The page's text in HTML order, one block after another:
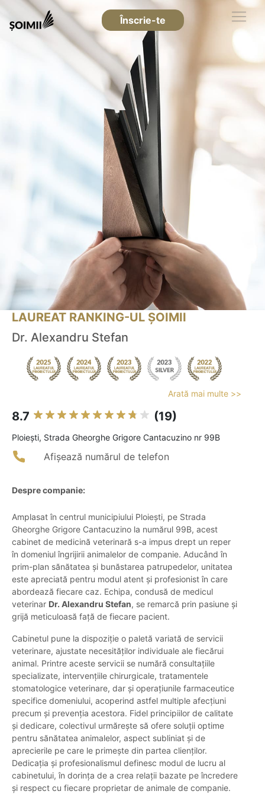
Înscrie-te
LAUREAT RANKING-UL ȘOIMII
Dr. Alexandru Stefan
Arată mai multe >>
8.7 (19)
Ploieşti, Strada Gheorghe Grigore Cantacuzino nr 99B
Afișează numărul de telefon
Despre companie:
Amplasat în centrul municipiului Ploiești, pe Strada
Gheorghe Grigore Cantacuzino la numărul 99B, acest
cabinet de medicină veterinară s-a impus drept un reper
în domeniul îngrijirii animalelor de companie. Aducând în
prim-plan sănătatea și bunăstarea patrupedelor, unitatea
este apreciată pentru modul atent și profesionist în care
abordează fiecare caz. Echipa, condusă de medicul
veterinar Dr. Alexandru Stefan, se remarcă prin pasiune și
grijă meticuloasă față de fiecare pacient.
Cabinetul pune la dispoziție o paletă variată de servicii
veterinare, ajustate necesităților individuale ale fiecărui
animal. Printre aceste servicii se numără consultațiile
specializate, intervențiile chirurgicale, tratamentele
stomatologice veterinare, dar și operațiunile farmaceutice
specifice domeniului, acoperind astfel multiple afecțiuni
precum și prevenția acestora. Fidel principiilor de calitate
și dedicare, colectivul urmărește să ofere soluții optime
pentru sănătatea animalelor, aspect subliniat și de
aprecierile pe care le primește din partea clienților.
Dedicația și profesionalismul definesc modul de lucru al
cabinetului, în dorința de a crea relații bazate pe încredere
și respect cu fiecare proprietar de animale de companie.